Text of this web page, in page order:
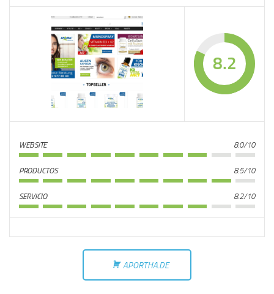
8.2
WEBSITE 8.0/10
PRODUCTOS 8.5/10
SERVICIO 8.2/10
APORTHA.DE